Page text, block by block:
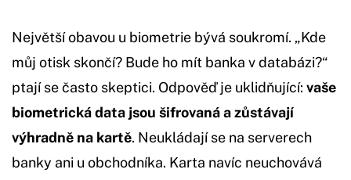
Největší obavou u biometrie bývá soukromí. „Kde
můj otisk skončí? Bude ho mít banka v databázi?“
ptají se často skeptici. Odpověď je uklidňující: vaše
biometrická data jsou šifrovaná a zůstávají
výhradně na kartě. Neukládají se na serverech
banky ani u obchodníka. Karta navíc neuchovává